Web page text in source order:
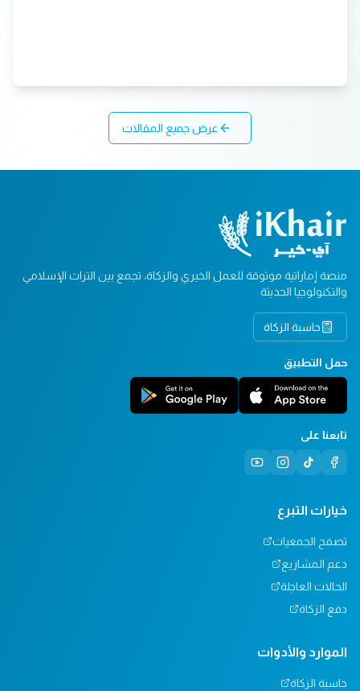
عرض جميع المقالات
منصة إماراتية موثوقة للعمل الخيري والزكاة، تجمع بين التراث الإسلامي
والتكنولوجيا الحديثة
حاسبة الزكاة
حمل التطبيق
تابعنا على
خيارات التبرع
تصفح الجمعيات
دعم المشاريع
الحالات العاجلة
دفع الزكاة
الموارد والأدوات
حاسبة الزكاة